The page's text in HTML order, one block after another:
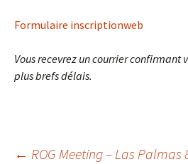
Formulaire inscriptionweb
Vous recevrez un courrier confirmant
plus brefs délais.
← ROG Meeting – Las Palmas